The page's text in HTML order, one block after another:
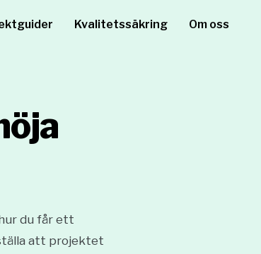
Kvalitetssäkring Om oss
du får ett
att projektet